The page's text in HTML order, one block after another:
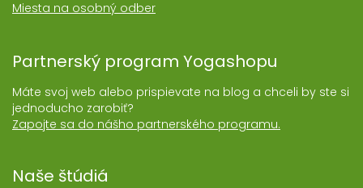
Miesta na osobný odber
Partnerský program Yogashopu
Máte svoj web alebo prispievate na blog a chceli by ste si
jednoducho zarobiť?
Zapojte sa do nášho partnerského programu.
Naše štúdiá